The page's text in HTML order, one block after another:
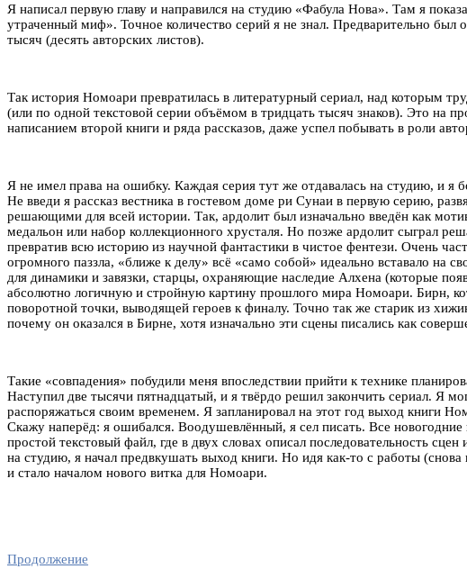
Я написал первую главу и направился на студию «Фабула Нова». Там я
утраченный миф». Точное количество серий я не знал. Предварительно был
тысяч (десять авторских листов).
Так история Номоари превратилась в литературный сериал, над которым
(или по одной текстовой серии объёмом в тридцать тысяч знаков). Это на
написанием второй книги и ряда рассказов, даже успел побывать в роли
Я не имел права на ошибку. Каждая серия тут же отдавалась на студию, и я
Не введи я рассказ вестника в гостевом доме ри Сунаи в первую серию,
решающими для всей истории. Так, ардолит был изначально введён как
медальон или набор коллекционного хрусталя. Но позже ардолит сыграл
превратив всю историю из научной фантастики в чистое фентези. Очень
огромного паззла, «ближе к делу» всё «само собой» идеально вставало на
для динамики и завязки, старцы, охраняющие наследие Алхена (которые
абсолютно логичную и стройную картину прошлого мира Номоари. Бирн,
поворотной точки, выводящей героев к финалу. Точно так же старик из
почему он оказался в Бирне, хотя изначально эти сцены писались как
Такие «совпадения» побудили меня впоследствии прийти к технике
Наступил две тысячи пятнадцатый, и я твёрдо решил закончить сериал. Я
распоряжаться своим временем. Я запланировал на этот год выход книги
Скажу наперёд: я ошибался. Воодушевлённый, я сел писать. Все
простой текстовый файл, где в двух словах описал последовательность
на студию, я начал предвкушать выход книги. Но идя как-то с работы
и стало началом нового витка для Номоари.
Продолжение